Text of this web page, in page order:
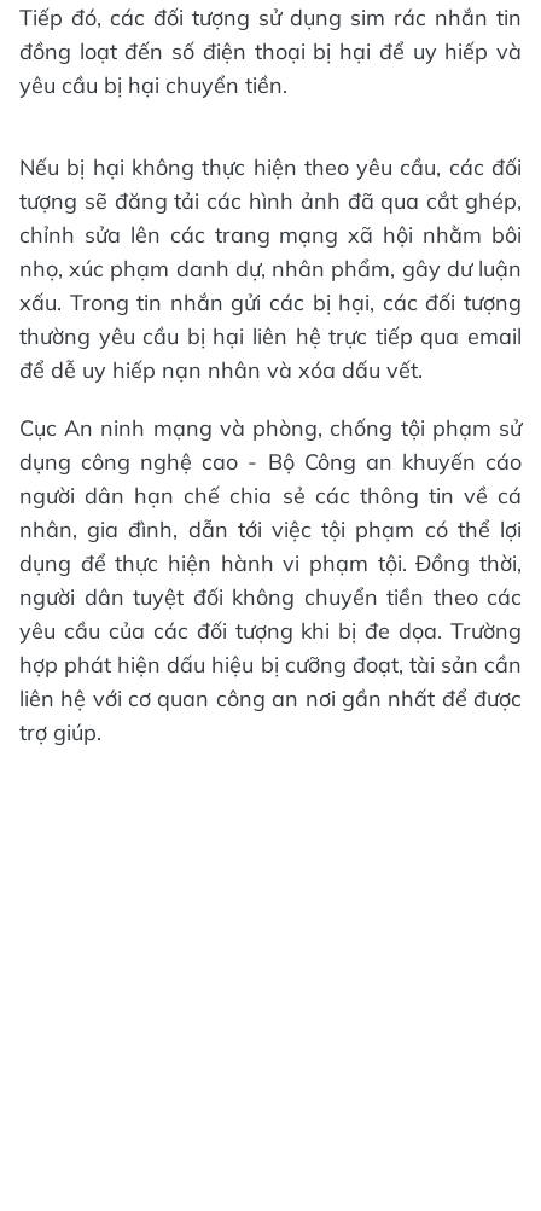
Tiếp đó, các đối tượng sử dụng sim rác nhắn tin
đồng loạt đến số điện thoại bị hại để uy hiếp và
yêu cầu bị hại chuyển tiền.
Nếu bị hại không thực hiện theo yêu cầu, các đối
tượng sẽ đăng tải các hình ảnh đã qua cắt ghép,
chỉnh sửa lên các trang mạng xã hội nhằm bôi
nhọ, xúc phạm danh dự, nhân phẩm, gây dư luận
xấu. Trong tin nhắn gửi các bị hại, các đối tượng
thường yêu cầu bị hại liên hệ trực tiếp qua email
để dễ uy hiếp nạn nhân và xóa dấu vết.
Cục An ninh mạng và phòng, chống tội phạm sử
dụng công nghệ cao - Bộ Công an khuyến cáo
người dân hạn chế chia sẻ các thông tin về cá
nhân, gia đình, dẫn tới việc tội phạm có thể lợi
dụng để thực hiện hành vi phạm tội. Đồng thời,
người dân tuyệt đối không chuyển tiền theo các
yêu cầu của các đối tượng khi bị đe dọa. Trường
hợp phát hiện dấu hiệu bị cưỡng đoạt, tài sản cần
liên hệ với cơ quan công an nơi gần nhất để được
trợ giúp.